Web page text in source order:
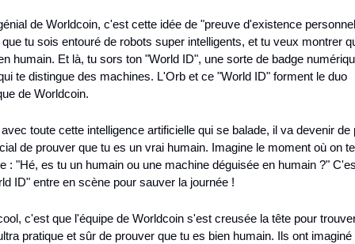
de Worldcoin, c'est cette idée de "preuve d'existence
tu sois entouré de robots super intelligents, et tu veux montrer
humain. Et là, tu sors ton "World ID", une sorte de badge
te distingue des machines. L'Orb et ce "World ID" forment le duo
de Worldcoin.
toute cette intelligence artificielle qui se balade, il va devenir de
de prouver que tu es un vrai humain. Imagine le moment où on te
: "Hé, es tu un humain ou une machine déguisée en humain ?"
ID" entre en scène pour sauver la journée !
c'est que l'équipe de Worldcoin s'est creusée la tête pour
pratique et sûr de prouver que tu es bien humain. Ils ont imaginé